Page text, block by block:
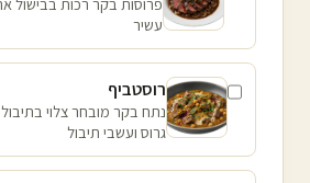
עשיר
רוסטביף
נתח בקר מובחר צלוי
גרוס ועשבי תיבול